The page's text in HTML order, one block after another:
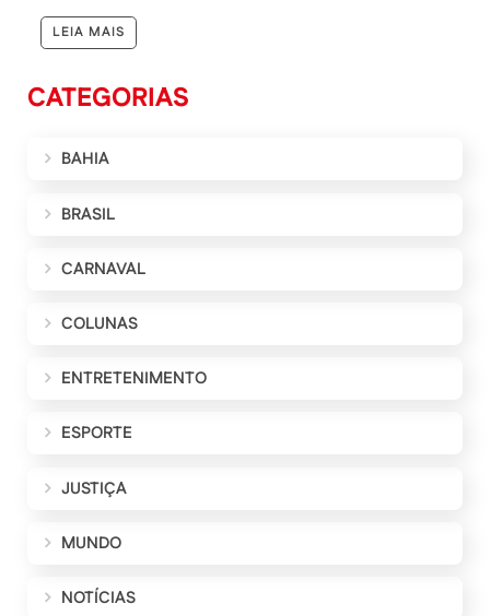
LEIA MAIS
CATEGORIAS
BAHIA
BRASIL
CARNAVAL
COLUNAS
ENTRETENIMENTO
ESPORTE
JUSTIÇA
MUNDO
NOTÍCIAS